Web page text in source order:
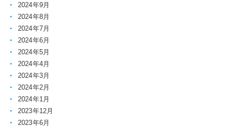
2024年9月
2024年8月
2024年7月
2024年6月
2024年5月
2024年4月
2024年3月
2024年2月
2024年1月
2023年12月
2023年6月